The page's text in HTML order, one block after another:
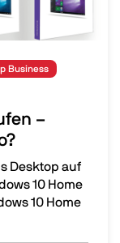
Business
–
Desktop auf
10 Home
10 Home